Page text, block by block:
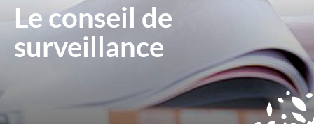
Le conseil de
surveillance